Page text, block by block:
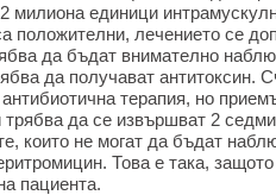
милиона единици
положителни, лечението се
да бъдат внимателно
да получават антитоксин.
терапия, но
да се извършват 2
които не могат да бъдат
Това е така,
пациента.